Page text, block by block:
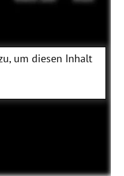
um diesen Inhalt